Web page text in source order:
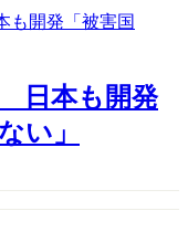
日本も開発
い」